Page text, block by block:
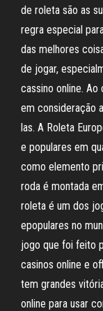
de roleta são as
regra especial
das melhores
de jogar,
cassino online.
em consideração
las. A Roleta
e populares em
como elemento
roda é montada
roleta é um dos
epopulares no
jogo que foi feito
casinos online e
tem grandes
online para usar